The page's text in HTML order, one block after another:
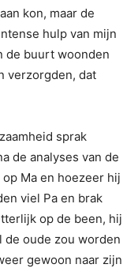
kon, maar de
hulp van mijn
de buurt woonden
verzorgden, dat
sprak
de analyses van de
Ma en hoezeer hij
viel Pa en brak
op de been, hij
de oude zou worden
gewoon naar zijn